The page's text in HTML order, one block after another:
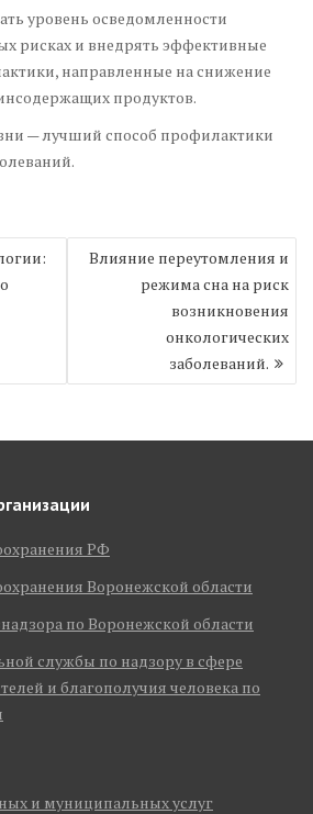
уровень осведомленности
рисках и внедрять эффективные
направленные на снижение
продуктов.
— лучший способ профилактики
Влияние переутомления и
режима сна на риск
возникновения
онкологических
заболеваний.
РФ
Воронежской области
по Воронежской области
службы по надзору в сфере
и благополучия человека по
и муниципальных услуг